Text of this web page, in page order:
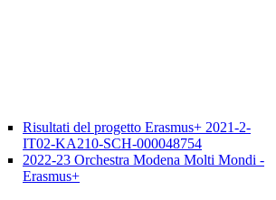
Risultati del progetto Erasmus+ 2021-2-
IT02-KA210-SCH-000048754
2022-23 Orchestra Modena Molti Mondi -
Erasmus+